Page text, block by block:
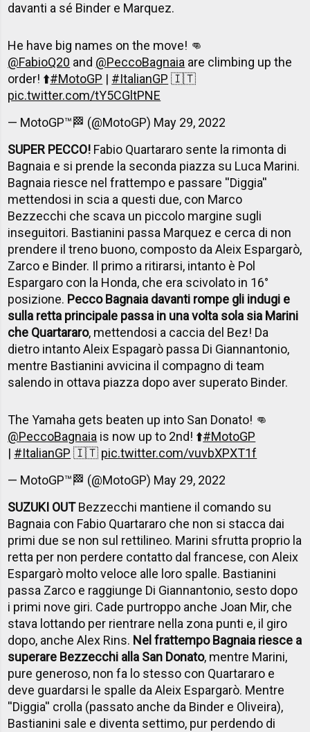
davanti a sé Binder e Marquez.
He have big names on the move! 👊
@FabioQ20 and @PeccoBagnaia are climbing up the
order! ⬆️#MotoGP | #ItalianGP 🇮🇹
pic.twitter.com/tY5CGltPNE
— MotoGP™🏁 (@MotoGP) May 29, 2022
SUPER PECCO! Fabio Quartararo sente la rimonta di
Bagnaia e si prende la seconda piazza su Luca Marini.
Bagnaia riesce nel frattempo e passare ''Diggia''
mettendosi in scia a questi due, con Marco
Bezzecchi che scava un piccolo margine sugli
inseguitori. Bastianini passa Marquez e cerca di non
prendere il treno buono, composto da Aleix Espargarò,
Zarco e Binder. Il primo a ritirarsi, intanto è Pol
Espargaro con la Honda, che era scivolato in 16°
posizione. Pecco Bagnaia davanti rompe gli indugi e
sulla retta principale passa in una volta sola sia Marini
che Quartararo, mettendosi a caccia del Bez! Da
dietro intanto Aleix Espagarò passa Di Giannantonio,
mentre Bastianini avvicina il compagno di team
salendo in ottava piazza dopo aver superato Binder.
The Yamaha gets beaten up into San Donato! 👊
@PeccoBagnaia is now up to 2nd! ⬆️#MotoGP
| #ItalianGP 🇮🇹 pic.twitter.com/vuvbXPXT1f
— MotoGP™🏁 (@MotoGP) May 29, 2022
SUZUKI OUTBezzecchi mantiene il comando su
Bagnaia con Fabio Quartararo che non si stacca dai
primi due se non sul rettilineo. Marini sfrutta proprio la
retta per non perdere contatto dal francese, con Aleix
Espargarò molto veloce alle loro spalle. Bastianini
passa Zarco e raggiunge Di Giannantonio, sesto dopo
i primi nove giri. Cade purtroppo anche Joan Mir, che
stava lottando per rientrare nella zona punti e, il giro
dopo, anche Alex Rins. Nel frattempo Bagnaia riesce a
superare Bezzecchi alla San Donato, mentre Marini,
pure generoso, non fa lo stesso con Quartararo e
deve guardarsi le spalle da Aleix Espargarò. Mentre
''Diggia'' crolla (passato anche da Binder e Oliveira),
Bastianini sale e diventa settimo, pur perdendo di